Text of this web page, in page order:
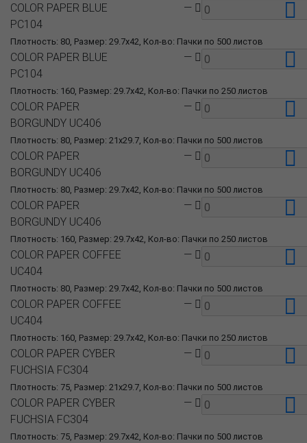
Плотность: 80, Размер: 29.7x42, Кол-во: Пачки по 500 листов
COLOR PAPER BLUE
PC104
—
Плотность: 160, Размер: 29.7x42, Кол-во: Пачки по 250 листов
COLOR PAPER BLUE
PC104
—
Плотность: 80, Размер: 21x29.7, Кол-во: Пачки по 500 листов
COLOR PAPER
BORGUNDY UC406
—
Плотность: 80, Размер: 29.7x42, Кол-во: Пачки по 500 листов
COLOR PAPER
BORGUNDY UC406
—
Плотность: 160, Размер: 29.7x42, Кол-во: Пачки по 250 листов
COLOR PAPER
BORGUNDY UC406
—
Плотность: 80, Размер: 29.7x42, Кол-во: Пачки по 500 листов
COLOR PAPER COFFEE
UC404
—
Плотность: 160, Размер: 29.7x42, Кол-во: Пачки по 250 листов
COLOR PAPER COFFEE
UC404
—
Плотность: 75, Размер: 21x29.7, Кол-во: Пачки по 500 листов
COLOR PAPER CYBER
FUCHSIA FC304
—
Плотность: 75, Размер: 29.7x42, Кол-во: Пачки по 500 листов
COLOR PAPER CYBER
FUCHSIA FC304
—